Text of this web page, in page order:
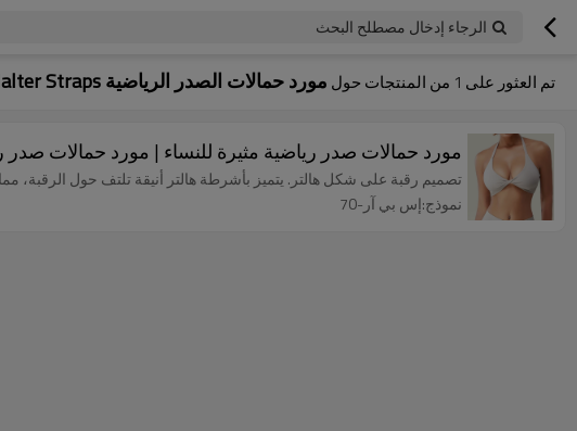
الرجاء إدخال مصطلح البحث
تم العثور على 1 من المنتجات حول مورد حمالات الصدر الرياضية Halter Straps
مورد حمالات صدر رياضية مثيرة للنساء | مورد حمالات
تصميم رقبة على شكل هالتر. يتميز بأشرطة هالتر أنيقة تلتف حول الرقبة،
نموذج:إس بي آر-70